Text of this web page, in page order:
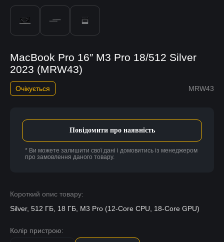
MacBook Pro 16″ M3 Pro 18/512 Silver
2023 (MRW43)
MRW43
Очікується
Короткий опис товару:
Silver, 512 ГБ, 18 ГБ, M3 Pro (12-Core CPU, 18-Core GPU)
Колір пристрою:
Повідомити про наявність
* Ви можете залишити свої дані і домовитись із менеджером
про замовлення даного товару.